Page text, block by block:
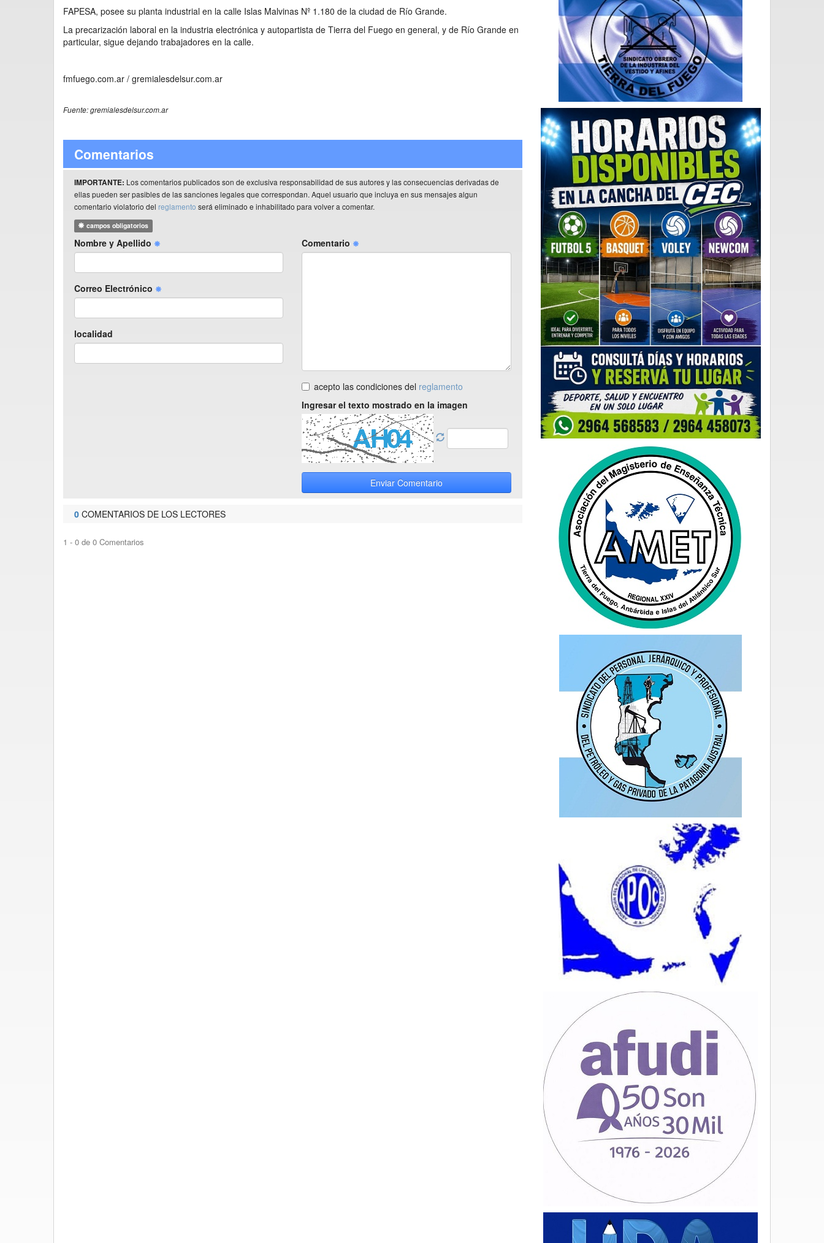
FAPESA, posee su planta industrial en la calle Islas Malvinas Nº 1.180 de la ciudad de Río Grande.
La precarización laboral en la industria electrónica y autopartista de Tierra del Fuego en general, y de Río Grande en
particular, sigue dejando trabajadores en la calle.
fmfuego.com.ar / gremialesdelsur.com.ar
Fuente: gremialesdelsur.com.ar
Comentarios
IMPORTANTE: Los comentarios publicados son de exclusiva responsabilidad de sus autores y las consecuencias derivadas de
ellas pueden ser pasibles de las sanciones legales que correspondan. Aquel usuario que incluya en sus mensajes algun
comentario violatorio del reglamento será eliminado e inhabilitado para volver a comentar.
campos obligatorios
Nombre y Apellido
Correo Electrónico
localidad
Comentario
acepto las condiciones del reglamento
Ingresar el texto mostrado en la imagen
Enviar Comentario
0 COMENTARIOS DE LOS LECTORES
1 - 0 de 0 Comentarios